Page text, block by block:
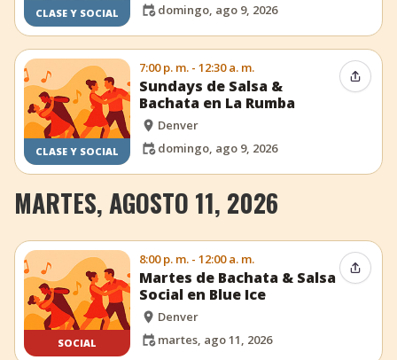
CLASE Y SOCIAL
domingo, ago 9, 2026
CLASE Y SOCIAL
7:00 p. m. - 12:30 a. m.
Sundays de Salsa &
Bachata en La Rumba
Denver
domingo, ago 9, 2026
MARTES, AGOSTO 11, 2026
SOCIAL
8:00 p. m. - 12:00 a. m.
Martes de Bachata & Salsa
Social en Blue Ice
Denver
martes, ago 11, 2026